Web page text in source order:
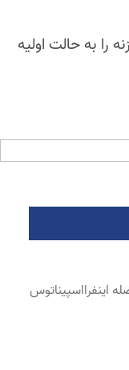
را به حالت اولیه
اینفرااسپیناتوس